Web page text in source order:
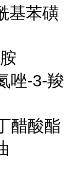
基苯磺
唑-3-羧
醋酸酯